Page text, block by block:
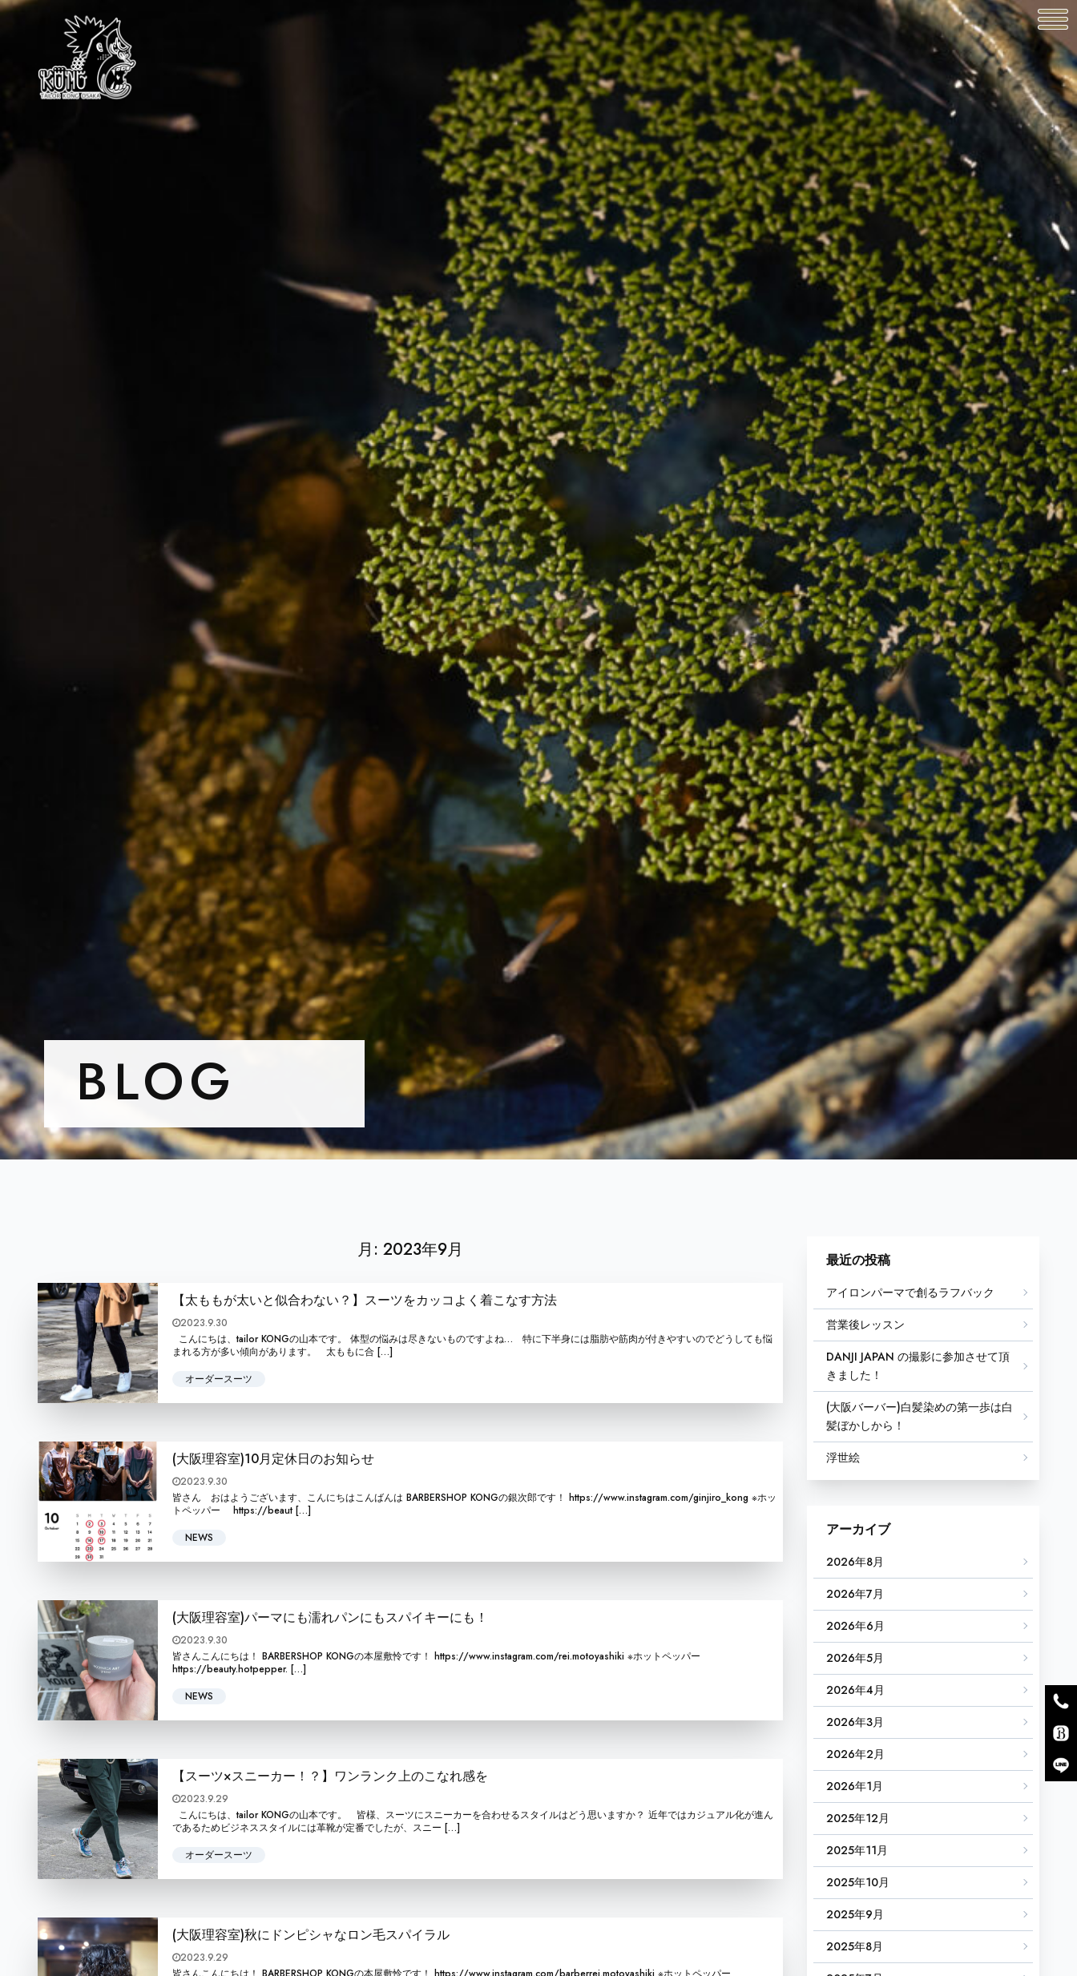
BLOG
月: 2023年9月
【太ももが太いと似合わない？】スーツをカッコよく着こなす方法
2023.9.30
こんにちは、tailor KONGの山本です。 体型の悩みは尽きないものですよね… 特に下半身には脂肪や筋肉が付きやすいのでどうしても悩
まれる方が多い傾向があります。 太ももに合 […]
オーダースーツ
(大阪理容室)10月定休日のお知らせ
2023.9.30
皆さん おはようございます、こんにちはこんばんは BARBERSHOP KONGの銀次郎です！ https://www.instagram.com/ginjiro_kong ※ホッ
トペッパー https://beaut […]
NEWS
(大阪理容室)パーマにも濡れパンにもスパイキーにも！
2023.9.30
皆さんこんにちは！ BARBERSHOP KONGの本屋敷怜です！ https://www.instagram.com/rei.motoyashiki ※ホットペッパー
https://beauty.hotpepper. […]
NEWS
【スーツ×スニーカー！？】ワンランク上のこなれ感を
2023.9.29
こんにちは、tailor KONGの山本です。 皆様、スーツにスニーカーを合わせるスタイルはどう思いますか？ 近年ではカジュアル化が進ん
であるためビジネススタイルには革靴が定番でしたが、スニー […]
オーダースーツ
(大阪理容室)秋にドンピシャなロン毛スパイラル
2023.9.29
最近の投稿
アイロンパーマで創るラフバック
営業後レッスン
DANJI JAPAN の撮影に参加させて頂
きました！
(大阪バーバー)白髪染めの第一歩は白
髪ぼかしから！
浮世絵
アーカイブ
2026年8月
2026年7月
2026年6月
2026年5月
2026年4月
2026年3月
2026年2月
2026年1月
2025年12月
2025年11月
2025年10月
2025年9月
2025年8月